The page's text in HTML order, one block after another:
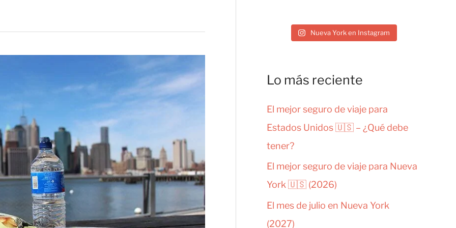
Nueva York en Instagram
Lo más reciente
El mejor seguro de viaje para
Estados Unidos 🇺🇸 – ¿Qué debe
tener?
El mejor seguro de viaje para Nueva
York 🇺🇸 (2026)
El mes de julio en Nueva York
(2027)